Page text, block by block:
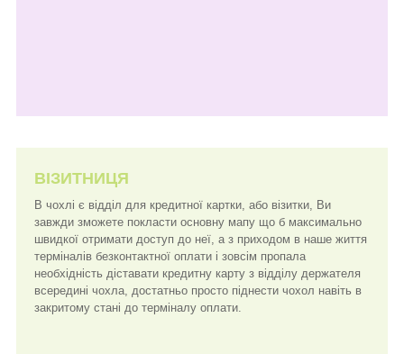
ВІЗИТНИЦЯ
В чохлі є відділ для кредитної картки, або візитки, Ви
завжди зможете покласти основну мапу що б максимально
швидкої отримати доступ до неї, а з приходом в наше життя
терміналів безконтактної оплати і зовсім пропала
необхідність діставати кредитну карту з відділу держателя
всередині чохла, достатньо просто піднести чохол навіть в
закритому стані до терміналу оплати.